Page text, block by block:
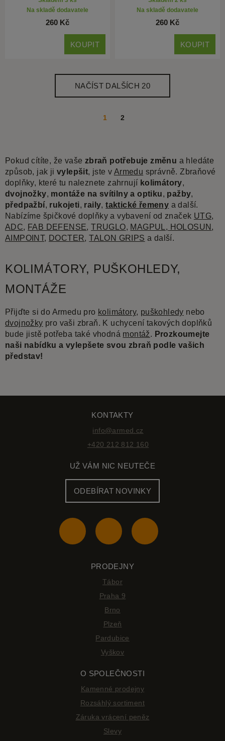
Na skladě dodavatele
260 Kč
KOUPIT
Na skladě dodavatele
260 Kč
KOUPIT
1 2
NAČÍST DALŠÍCH 20
Pokud cítíte, že vaše zbraň potřebuje změnu a hledáte
způsob, jak jivylepšit, jste v Armedu správně. Zbraňové
doplňky, které tu naleznete zahrnují kolimátory,
dvojnožky, montáže na svítilny a optiku, pažby,
předpažbí, rukojeti, raily,taktické řemeny a další.
Nabízíme špičkové doplňky a vybavení od značek UTG,
ADC, FAB DEFENSE,TRUGLO, MAGPUL, HOLOSUN ,
AIMPOINT, DOCTER,TALON GRIPS a další.
KOLIMÁTORY, PUŠKOHLEDY,
MONTÁŽE
Přijďte si do Armedu pro kolimátory, puškohledy nebo
dvojnožky pro vaši zbraň. K uchycení takových doplňků
bude jistě potřeba také vhodná montáž. Prozkoumejte
naši nabídku a vylepšete svou zbraň podle vašich
představ!
KONTAKTY
info@armed.cz
+420 212 812 160
UŽ VÁM NIC NEUTEČE
ODEBÍRAT NOVINKY
PRODEJNY
Tábor
Praha 9
Brno
Plzeň
Pardubice
Vyškov
O SPOLEČNOSTI
Kamenné prodejny
Rozsáhlý sortiment
Záruka vrácení peněz
Slevy